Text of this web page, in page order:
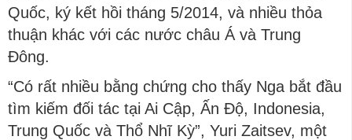
Quốc, ký kết hồi tháng 5/2014, và nhiều thỏa
thuận khác với các nước châu Á và Trung
Đông.
“Có rất nhiều bằng chứng cho thấy Nga bắt đầu
tìm kiếm đối tác tại Ai Cập, Ấn Độ, Indonesia,
Trung Quốc và Thổ Nhĩ Kỳ”, Yuri Zaitsev, một